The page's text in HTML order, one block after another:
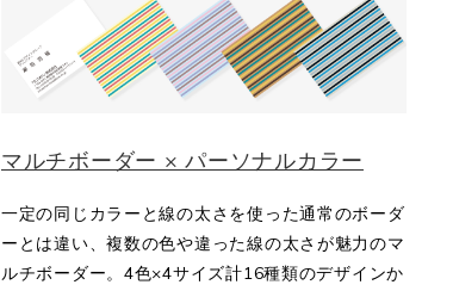
マルチボーダー × パーソナルカラー
一定の同じカラーと線の太さを使った通常のボーダ
ーとは違い、複数の色や違った線の太さが魅力のマ
ルチボーダー。4色×4サイズ計16種類のデザインか